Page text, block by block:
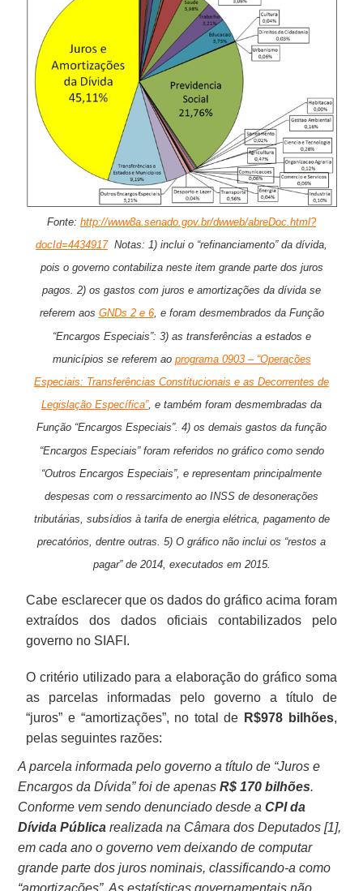
Fonte: http://www8a.senado.gov.br/dwweb/abreDoc.html?
docId=4434917Notas: 1) inclui o “refinanciamento” da dívida,
pois o governo contabiliza neste item grande parte dos juros
pagos. 2) os gastos com juros e amortizações da dívida se
referem aos GNDs 2 e 6, e foram desmembrados da Função
“Encargos Especiais”: 3) as transferências a estados e
municípios se referem ao programa 0903 – “Operações
Especiais: Transferências Constitucionais e as Decorrentes de
Legislação Específica”, e também foram desmembradas da
Função “Encargos Especiais”. 4) os demais gastos da função
“Encargos Especiais” foram referidos no gráfico como sendo
“Outros Encargos Especiais”, e representam principalmente
despesas com o ressarcimento ao INSS de desonerações
tributárias, subsídios à tarifa de energia elétrica, pagamento de
precatórios, dentre outras. 5) O gráfico não inclui os “restos a
pagar” de 2014, executados em 2015.
Cabe esclarecer que os dados do gráfico acima foram
extraídos dos dados oficiais contabilizados pelo
governo no SIAFI.
O critério utilizado para a elaboração do gráfico soma
as parcelas informadas pelo governo a título de
“juros” e “amortizações”, no total de R$978 bilhões,
pelas seguintes razões:
A parcela informada pelo governo a título de “Juros e
Encargos da Dívida” foi de apenasR$ 170 bilhões.
Conforme vem sendo denunciado desde a CPI da
Dívida Públicarealizada na Câmara dos Deputados [1],
em cada ano o governo vem deixando de computar
grande parte dos juros nominais, classificando-a como
“amortizações”. As estatísticas governamentais não